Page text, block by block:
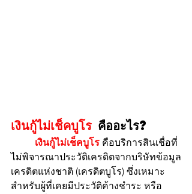
เงินกู้ไม่เช็คบูโร คืออะไร?
เงินกู้ไม่เช็คบูโร คือบริการสินเชื่อที่
ไม่พิจารณาประวัติเครดิตจากบริษัทข้อมูล
เครดิตแห่งชาติ (เครดิตบูโร) ซึ่งเหมาะ
สำหรับผู้ที่เคยมีประวัติค้างชำระ หรือ